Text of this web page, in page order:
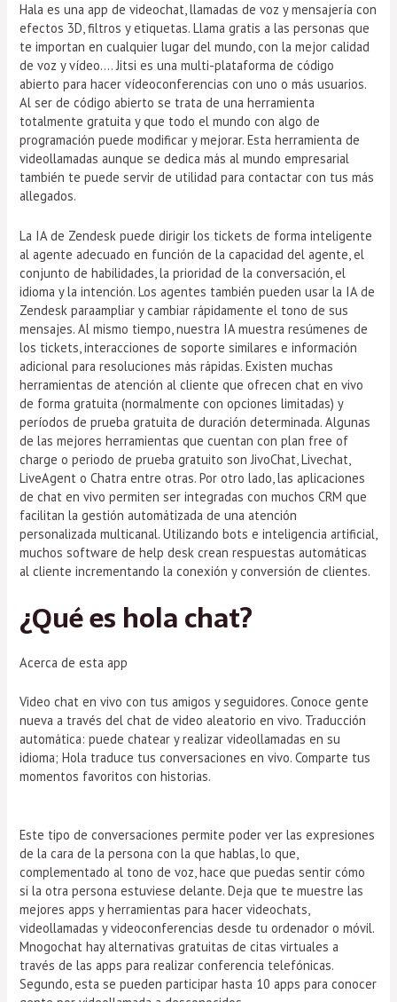
Hala es una app de videochat, llamadas de voz y mensajería con
efectos 3D, filtros y etiquetas. Llama gratis a las personas que
te importan en cualquier lugar del mundo, con la mejor calidad
de voz y vídeo…. Jitsi es una multi-plataforma de código
abierto para hacer vídeoconferencias con uno o más usuarios.
Al ser de código abierto se trata de una herramienta
totalmente gratuita y que todo el mundo con algo de
programación puede modificar y mejorar. Esta herramienta de
videollamadas aunque se dedica más al mundo empresarial
también te puede servir de utilidad para contactar con tus más
allegados.
La IA de Zendesk puede dirigir los tickets de forma inteligente
al agente adecuado en función de la capacidad del agente, el
conjunto de habilidades, la prioridad de la conversación, el
idioma y la intención. Los agentes también pueden usar la IA de
Zendesk paraampliar y cambiar rápidamente el tono de sus
mensajes. Al mismo tiempo, nuestra IA muestra resúmenes de
los tickets, interacciones de soporte similares e información
adicional para resoluciones más rápidas. Existen muchas
herramientas de atención al cliente que ofrecen chat en vivo
de forma gratuita (normalmente con opciones limitadas) y
períodos de prueba gratuita de duración determinada. Algunas
de las mejores herramientas que cuentan con plan free of
charge o periodo de prueba gratuito son JivoChat, Livechat,
LiveAgent o Chatra entre otras. Por otro lado, las aplicaciones
de chat en vivo permiten ser integradas con muchos CRM que
facilitan la gestión automátizada de una atención
personalizada multicanal. Utilizando bots e inteligencia artificial,
muchos software de help desk crean respuestas automáticas
al cliente incrementando la conexión y conversión de clientes.
¿Qué es hola chat?
Acerca de esta app
Video chat en vivo con tus amigos y seguidores. Conoce gente
nueva a través del chat de video aleatorio en vivo. Traducción
automática: puede chatear y realizar videollamadas en su
idioma; Hola traduce tus conversaciones en vivo. Comparte tus
momentos favoritos con historias.
Este tipo de conversaciones permite poder ver las expresiones
de la cara de la persona con la que hablas, lo que,
complementado al tono de voz, hace que puedas sentir cómo
si la otra persona estuviese delante. Deja que te muestre las
mejores apps y herramientas para hacer videochats,
videollamadas y videoconferencias desde tu ordenador o móvil.
Mnogochat hay alternativas gratuitas de citas virtuales a
través de las apps para realizar conferencia telefónicas.
Segundo, esta se pueden participar hasta 10 apps para conocer